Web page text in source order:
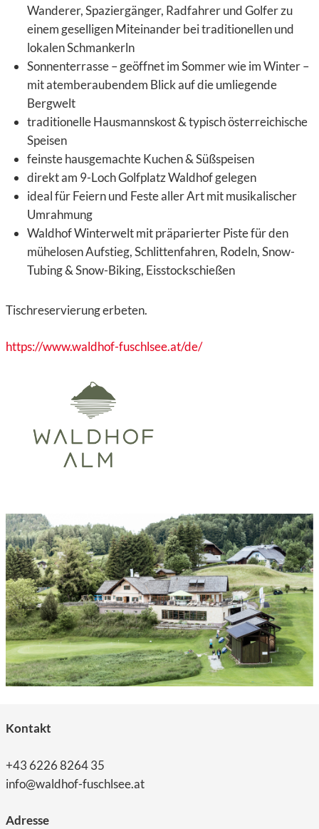
Wanderer, Spaziergänger, Radfahrer und Golfer zu
einem geselligen Miteinander bei traditionellen und
lokalen Schmankerln
Sonnenterrasse – geöffnet im Sommer wie im Winter –
mit atemberaubendem Blick auf die umliegende
Bergwelt
traditionelle Hausmannskost & typisch österreichische
Speisen
feinste hausgemachte Kuchen & Süßspeisen
direkt am 9-Loch Golfplatz Waldhof gelegen
ideal für Feiern und Feste aller Art mit musikalischer
Umrahmung
Waldhof Winterwelt mit präparierter Piste für den
mühelosen Aufstieg, Schlittenfahren, Rodeln, Snow-
Tubing & Snow-Biking, Eisstockschießen
Tischreservierung erbeten.
https://www.waldhof-fuschlsee.at/de/
Kontakt
+43 6226 8264 35
info@waldhof-fuschlsee.at
Adresse